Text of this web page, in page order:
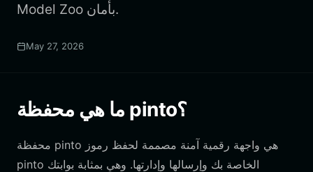
Español (Argentina)
Model Zoo بأمان.
May 27, 2026
ما هي محفظة pinto؟
محفظة pinto هي واجهة رقمية آمنة مصممة لحفظ رموز
pinto الخاصة بك وإرسالها وإدارتها. وهي بمثابة بوابتك